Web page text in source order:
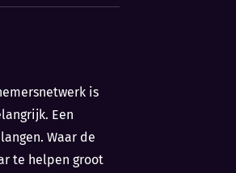
is
Een
Waar de
te helpen groot